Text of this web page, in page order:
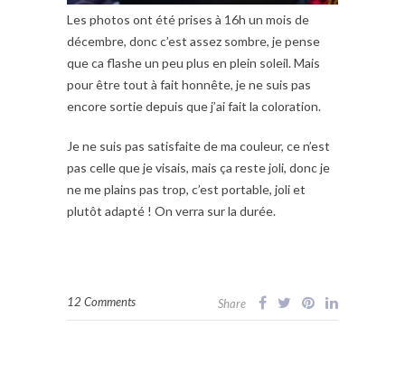
Les photos ont été prises à 16h un mois de
décembre, donc c’est assez sombre, je pense
que ca flashe un peu plus en plein soleil. Mais
pour être tout à fait honnête, je ne suis pas
encore sortie depuis que j’ai fait la coloration.
Je ne suis pas satisfaite de ma couleur, ce n’est
pas celle que je visais, mais ça reste joli, donc je
ne me plains pas trop, c’est portable, joli et
plutôt adapté ! On verra sur la durée.
12 Comments Share